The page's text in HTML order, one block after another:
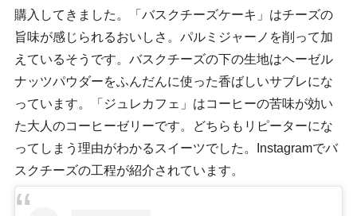
購入してきました。「バスクチーズケーキ」はチーズの
旨味が感じられるおいしさ。パルミジャーノを削って加
えているそうです。バスクチーズの下の生地はヘーゼル
ナッツパウダーをふんだんに使った香ばしいサブレにな
っています。「ジュレカフェ」はコーヒーの苦味が効い
た大人のコーヒーゼリーです。どちらもリピーターにな
ってしまう理由がわかるスイーツでした。Instagramでバ
スクチーズの工程が紹介されています。